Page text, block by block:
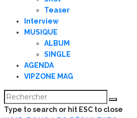
Teaser
Interview
MUSIQUE
ALBUM
SINGLE
AGENDA
VIPZONE MAG
Type to search or hit ESC to close